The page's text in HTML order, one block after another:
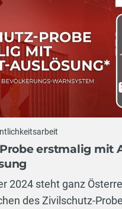
erstmalig mit
2024 steht ganz
des Zivilschutz-